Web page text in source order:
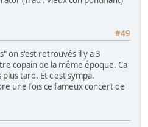
#49
on s'est retrouvés il y a 3
copain de la même époque. Ca
tard. Et c'est sympa.
une fois ce fameux concert de